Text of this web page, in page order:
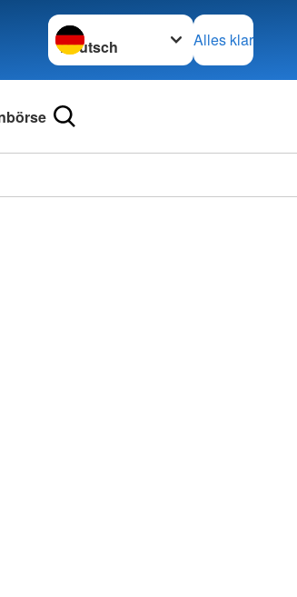
Sprache wechseln zu
Alles klar